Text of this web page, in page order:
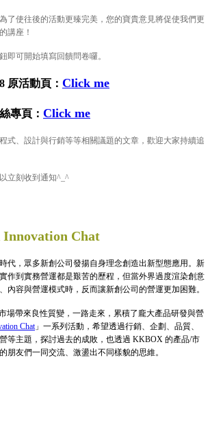
了使往後的活動更臻完美，您的寶貴意見將促使我們更
講座！
即可開始填寫回饋問卷囉。
原活動頁： Click me
專頁： Click me
式、設計與行銷等等相關議題的文章，歡迎大家持續追
立刻收到通知^_^
Chat
代，眾多新創公司發揚自身理念創造出新型態應用。新
作到實務營運都是艱苦的歷程，但當外界過度渲染創意
內容與營運模式時，反而讓新創公司的營運更加困難。
場帶來良性質變，一路走來，累積了龐大產品研發與營
Chat」一系列活動，希望透過行銷、企劃、品質、
等主題，探討過去的成敗，也透過 KKBOX 的產品/市
朋友們一同交流、激盪出不同樣貌的思維。